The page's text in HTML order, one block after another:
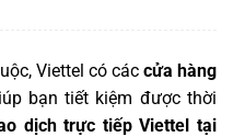
Viettel có các cửa hàng
bạn tiết kiệm được thời
dịch trực tiếp Viettel tại